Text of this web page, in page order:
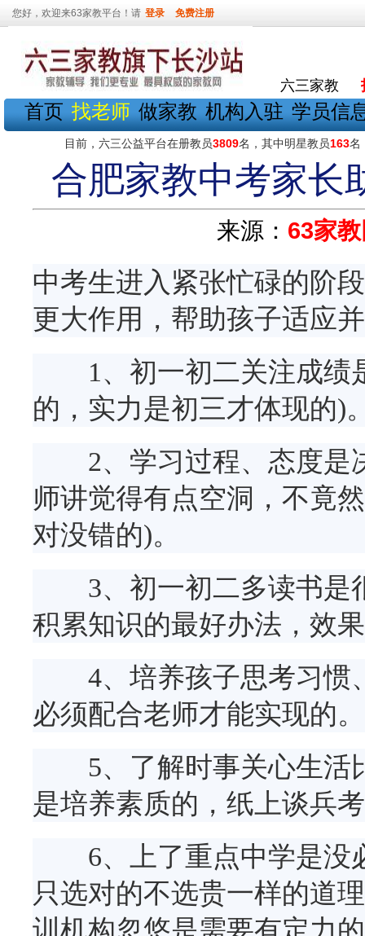
您好，欢迎来63家教平台！请 登录 免费注册
六三家教
首页 找老师 做家教 机构入驻 学员信
目前，六三公益平台在册教员3809名，其中明星教员163名
合肥家教中考家长
来源： 63家
中考生进入紧张忙碌的阶
更大作用，帮助孩子适应
1、初一初二关注成绩
的，实力是初三才体现的)
2、学习过程、态度是
师讲觉得有点空洞，不竟
对没错的)。
3、初一初二多读书是
积累知识的最好办法，效
4、培养孩子思考习惯
必须配合老师才能实现的。
5、了解时事关心生活
是培养素质的，纸上谈兵
6、上了重点中学是没
只选对的不选贵一样的道
训机构忽悠是需要有定力